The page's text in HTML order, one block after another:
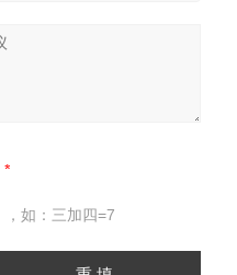
如：三加四=7